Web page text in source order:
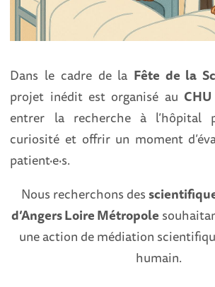
Dans le cadre de la Fête de la
projet inédit est organisé au
entrer la recherche à l’hôpital
curiosité et offrir un moment
patient·e·s.
Nous recherchons des
d’Angers Loire Métropole
une action de médiation
humain.